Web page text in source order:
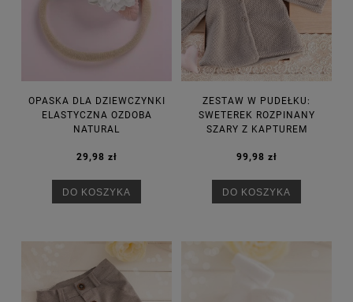
OPASKA DLA DZIEWCZYNKI
ELASTYCZNA OZDOBA
NATURAL
29,98 zł
DO KOSZYKA
ZESTAW W PUDEŁKU:
SWETEREK ROZPINANY
SZARY Z KAPTUREM
99,98 zł
DO KOSZYKA